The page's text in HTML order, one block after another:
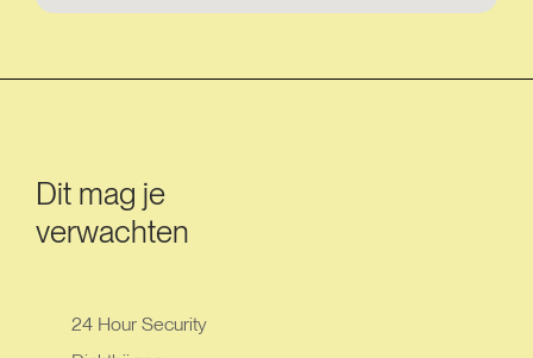
Dit mag je
verwachten
24 Hour Security